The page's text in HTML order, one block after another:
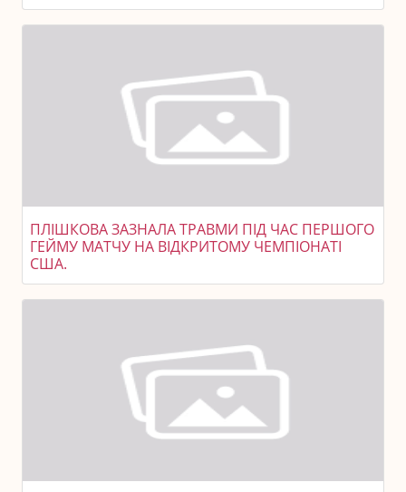
ПЛІШКОВА ЗАЗНАЛА ТРАВМИ ПІД ЧАС ПЕРШОГО
ГЕЙМУ МАТЧУ НА ВІДКРИТОМУ ЧЕМПІОНАТІ
США.